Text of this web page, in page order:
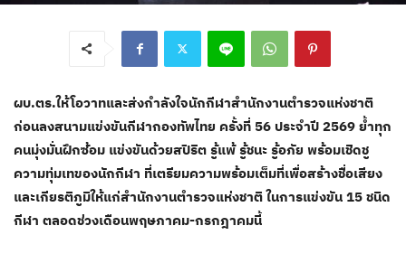
ผบ.ตร.ให้โอวาทและส่งกำลังใจนักกีฬาสำนักงานตำรวจแห่งชาติ
ก่อนลงสนามแข่งขันกีฬากองทัพไทย ครั้งที่ 56 ประจำปี 2569 ย้ำทุก
คนมุ่งมั่นฝึกซ้อม แข่งขันด้วยสปิริต รู้แพ้ รู้ชนะ รู้อภัย พร้อมเชิดชู
ความทุ่มเทของนักกีฬา ที่เตรียมความพร้อมเต็มที่เพื่อสร้างชื่อเสียง
และเกียรติภูมิให้แก่สำนักงานตำรวจแห่งชาติ ในการแข่งขัน 15 ชนิด
กีฬา ตลอดช่วงเดือนพฤษภาคม-กรกฎาคมนี้